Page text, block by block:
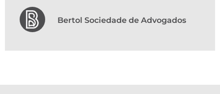
Bertol Sociedade de Advogados